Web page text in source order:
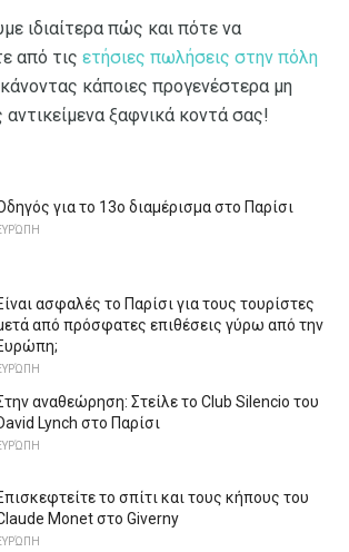
ιδιαίτερα πώς και πότε να
από τις ετήσιες πωλήσεις στην πόλη
κάποιες προγενέστερα μη
ξαφνικά κοντά σας!
για το 13ο διαμέρισμα στο Παρίσι
ασφαλές το Παρίσι για τους τουρίστες
από πρόσφατες επιθέσεις γύρω από την
αναθεώρηση: Στείλε το Club Silencio του
Lynch στο Παρίσι
το σπίτι και τους κήπους του
Monet στο Giverny